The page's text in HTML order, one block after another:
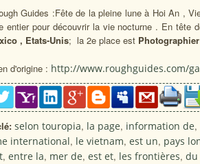
Guides :Fête de la pleine lune à Hoi An ,
entier pour découvrir la vie nocturne . En tête
, Etats-Unis; la 2e place est
d'origine : http://www.roughguides.com/
selon touropia, la page, information de,
international, le vietnam, est un, pays
, entre la, mer de, est et, les frontières, du